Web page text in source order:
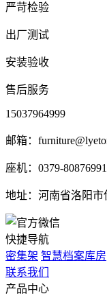
严苛检验
出厂测试
安装验收
售后服务
15037964999
邮箱：
座机：0379-80876991
地址：河南省洛阳市
快捷导航
密集架 智慧档案库房
联系我们
产品中心